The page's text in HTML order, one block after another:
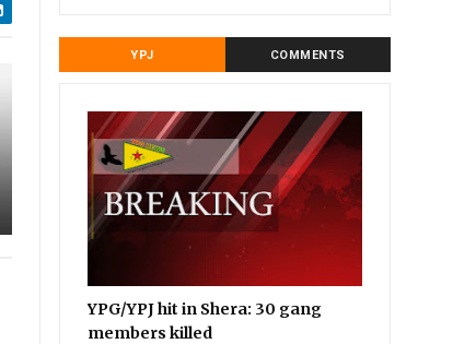
YPJ COMMENTS
YPG/YPJ hit in Shera: 30 gang
members killed